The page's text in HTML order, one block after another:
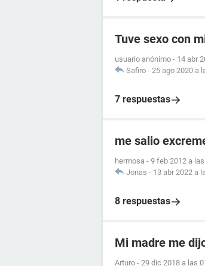
Tuve sexo con
usuario anónimo - 14 abr
Safiro - 25 ago 2020 a
7 respuestas
me salio
hermosa - 9 feb 2012 a
Jonas - 13 abr 2022 a
8 respuestas
Mi madre me
Arturo - 29 dic 2018 a las